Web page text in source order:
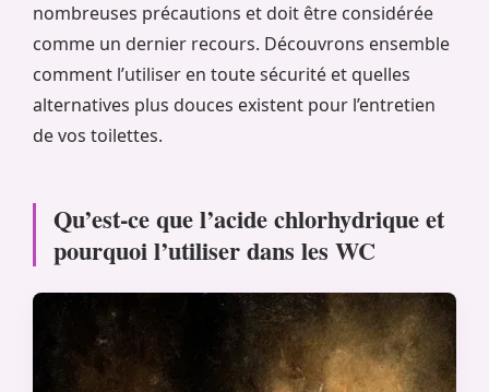
nombreuses précautions et doit être considérée
comme un dernier recours. Découvrons ensemble
comment l’utiliser en toute sécurité et quelles
alternatives plus douces existent pour l’entretien
de vos toilettes.
Qu’est-ce que l’acide chlorhydrique et
pourquoi l’utiliser dans les WC